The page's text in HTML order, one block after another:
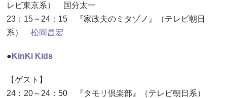
レビ東京系） 国分太一
23：15～24：15 『家政夫のミタゾノ』（テレビ朝日
系） 松岡昌宏
● KinKi Kids
【ゲスト】
24：20～24：50 『タモリ倶楽部』（テレビ朝日系）